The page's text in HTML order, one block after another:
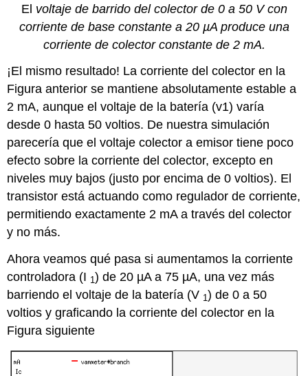
El voltaje de barrido del colector de 0 a 50 V con
corriente de base constante a 20 µA produce una
corriente de colector constante de 2 mA.
¡El mismo resultado! La corriente del colector en la
Figura anterior se mantiene absolutamente estable a
2 mA, aunque el voltaje de la batería (v1) varía
desde 0 hasta 50 voltios. De nuestra simulación
parecería que el voltaje colector a emisor tiene poco
efecto sobre la corriente del colector, excepto en
niveles muy bajos (justo por encima de 0 voltios). El
transistor está actuando como regulador de corriente,
permitiendo exactamente 2 mA a través del colector
y no más.
Ahora veamos qué pasa si aumentamos la corriente
controladora (I 1) de 20 µA a 75 µA, una vez más
barriendo el voltaje de la batería (V 1) de 0 a 50
voltios y graficando la corriente del colector en la
Figura siguiente